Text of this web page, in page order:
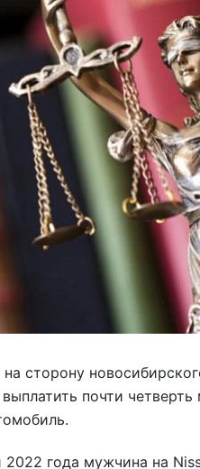
сторону
почти
года мужчина на